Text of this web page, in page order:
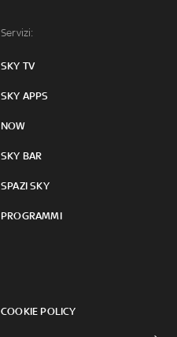
Servizi:
SKY TV
SKY APPS
NOW
SKY BAR
SPAZI SKY
PROGRAMMI
COOKIE POLICY